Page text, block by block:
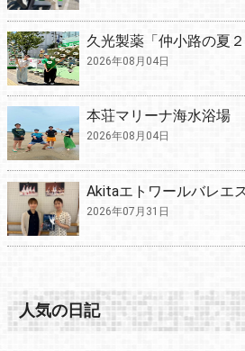
久光製薬「仲小路の夏
2026年08月04日
本荘マリーナ海水浴場
2026年08月04日
Akitaエトワールバレエ
2026年07月31日
人気の日記